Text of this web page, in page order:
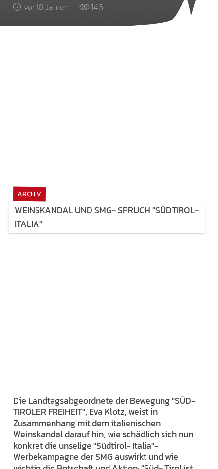
vor 18 Jahren 146
ARCHIV
WEINSKANDAL UND SMG- SPRUCH "SÜDTIROL-
ITALIA"
Die Landtagsabgeordnete der Bewegung "SÜD-
TIROLER FREIHEIT", Eva Klotz, weist in
Zusammenhang mit dem italienischen
Weinskandal darauf hin, wie schädlich sich nun
konkret die unselige "Südtirol- Italia"-
Werbekampagne der SMG auswirkt und wie